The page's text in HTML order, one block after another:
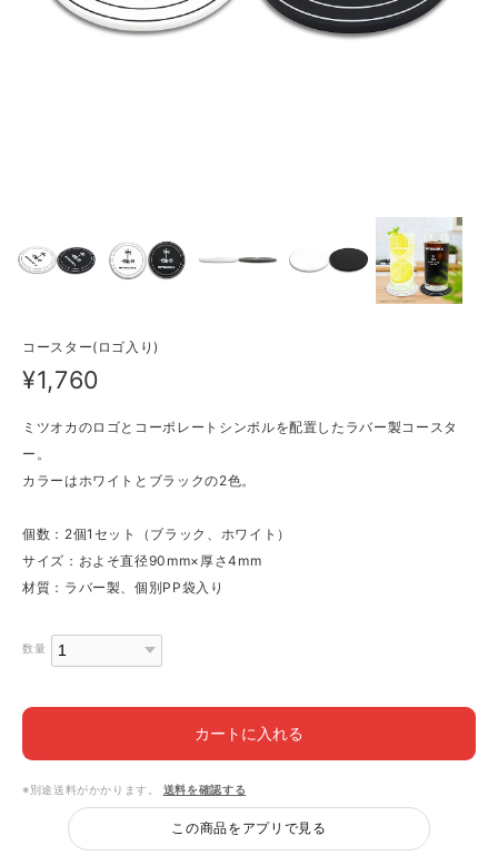
コースター(ロゴ入り)
¥1,760
ミツオカのロゴとコーポレートシンボルを配置したラバー製コースタ
ー。
カラーはホワイトとブラックの2色。
個数：2個1セット（ブラック、ホワイト）
サイズ：およそ直径90mm×厚さ4mm
材質：ラバー製、個別PP袋入り
数量
カートに入れる
※別途送料がかかります。 送料を確認する
この商品をアプリで見る